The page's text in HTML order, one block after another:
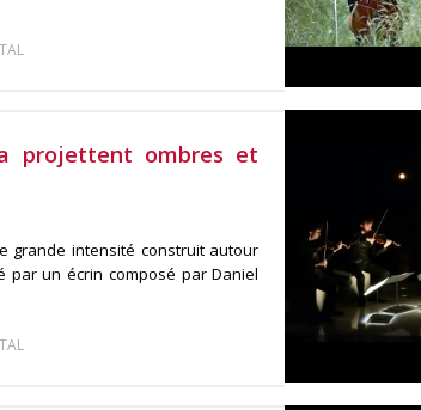
projettent ombres et
grande intensité construit autour
par un écrin composé par Daniel